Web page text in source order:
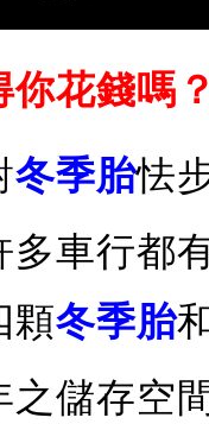
你花錢嗎
冬季胎怯
多車行都
顆冬季胎
之儲存空